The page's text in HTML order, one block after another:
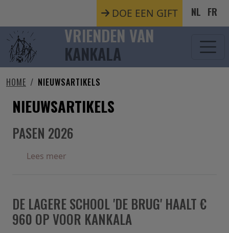
DOE EEN GIFT NL FR
VRIENDEN VAN
KANKALA
HOME NIEUWSARTIKELS
NIEUWSARTIKELS
PASEN 2026
Lees meer
DE LAGERE SCHOOL 'DE BRUG' HAALT €
960 OP VOOR KANKALA